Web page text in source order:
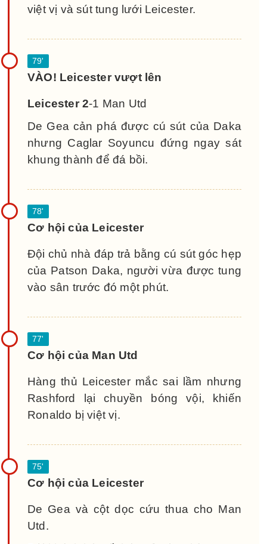
việt vị và sút tung lưới Leicester.
VÀO! Leicester vượt lên
Leicester 2-1 Man Utd
De Gea cản phá được cú sút của Daka
nhưng Caglar Soyuncu đứng ngay sát
khung thành để đá bồi.
Cơ hội của Leicester
Đội chủ nhà đáp trả bằng cú sút góc hẹp
của Patson Daka, người vừa được tung
vào sân trước đó một phút.
Cơ hội của Man Utd
Hàng thủ Leicester mắc sai lầm nhưng
Rashford lại chuyền bóng vội, khiến
Ronaldo bị việt vị.
Cơ hội của Leicester
De Gea và cột dọc cứu thua cho Man
Utd.